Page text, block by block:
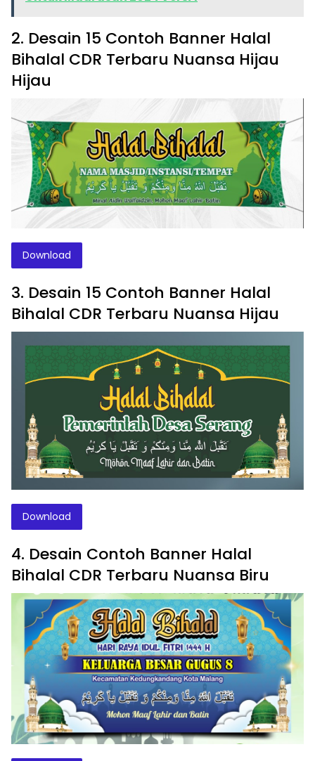
2. Desain 15 Contoh Banner Halal
Bihalal CDR Terbaru Nuansa Hijau
Hijau
Download
3. Desain 15 Contoh Banner Halal
Bihalal CDR Terbaru Nuansa Hijau
Download
4. Desain Contoh Banner Halal
Bihalal CDR Terbaru Nuansa Biru